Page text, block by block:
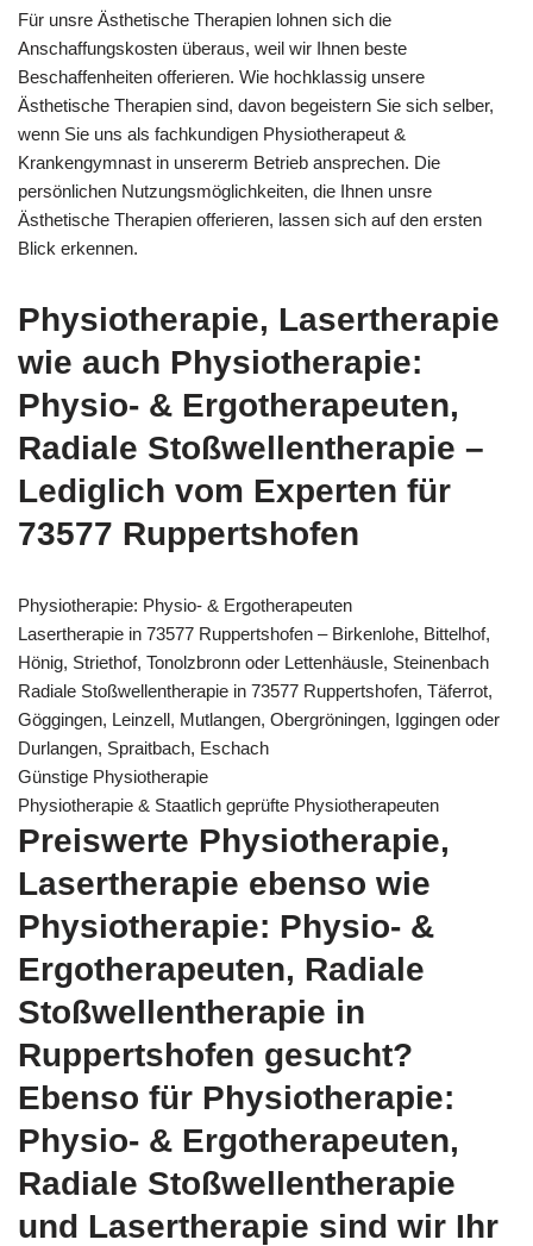
Für unsre Ästhetische Therapien lohnen sich die
Anschaffungskosten überaus, weil wir Ihnen beste
Beschaffenheiten offerieren. Wie hochklassig unsere
Ästhetische Therapien sind, davon begeistern Sie sich selber,
wenn Sie uns als fachkundigen Physiotherapeut &
Krankengymnast in unsererm Betrieb ansprechen. Die
persönlichen Nutzungsmöglichkeiten, die Ihnen unsre
Ästhetische Therapien offerieren, lassen sich auf den ersten
Blick erkennen.
Physiotherapie, Lasertherapie
wie auch Physiotherapie:
Physio- & Ergotherapeuten,
Radiale Stoßwellentherapie –
Lediglich vom Experten für
73577 Ruppertshofen
Physiotherapie: Physio- & Ergotherapeuten
Lasertherapie in 73577 Ruppertshofen – Birkenlohe, Bittelhof,
Hönig, Striethof, Tonolzbronn oder Lettenhäusle, Steinenbach
Radiale Stoßwellentherapie in 73577 Ruppertshofen, Täferrot,
Göggingen, Leinzell, Mutlangen, Obergröningen, Iggingen oder
Durlangen, Spraitbach, Eschach
Günstige Physiotherapie
Physiotherapie & Staatlich geprüfte Physiotherapeuten
Preiswerte Physiotherapie,
Lasertherapie ebenso wie
Physiotherapie: Physio- &
Ergotherapeuten, Radiale
Stoßwellentherapie in
Ruppertshofen gesucht?
Ebenso für Physiotherapie:
Physio- & Ergotherapeuten,
Radiale Stoßwellentherapie
und Lasertherapie sind wir Ihr